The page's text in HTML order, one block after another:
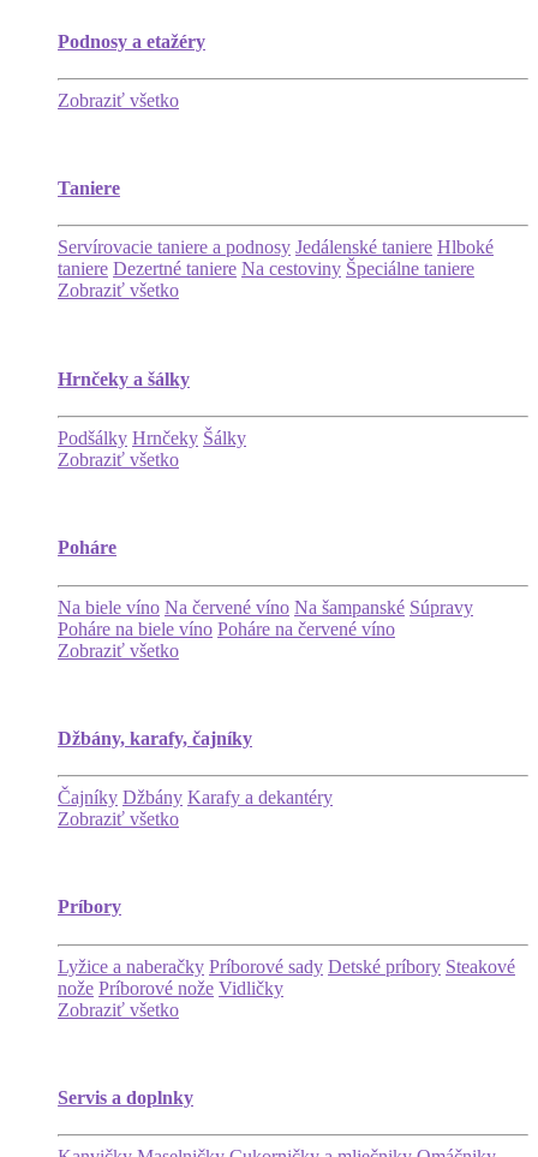
Podnosy a etažéry
Zobraziť všetko
Taniere
Servírovacie taniere a podnosy Jedálenské taniere Hlboké
taniere Dezertné taniere Na cestoviny Špeciálne taniere
Zobraziť všetko
Hrnčeky a šálky
Podšálky Hrnčeky Šálky
Zobraziť všetko
Poháre
Na biele víno Na červené víno Na šampanské Súpravy
Poháre na biele víno Poháre na červené víno
Zobraziť všetko
Džbány, karafy, čajníky
Čajníky Džbány Karafy a dekantéry
Zobraziť všetko
Príbory
Lyžice a naberačky Príborové sady Detské príbory Steakové
nože Príborové nože Vidličky
Zobraziť všetko
Servis a doplnky